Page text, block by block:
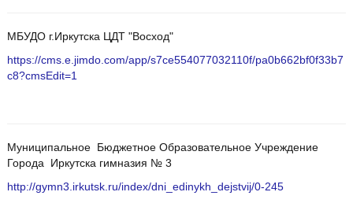
МБУДО г.Иркутска ЦДТ "Восход"
https://cms.e.jimdo.com/app/s7ce554077032110f/pa0b662bf0f33b7
c8?cmsEdit=1
Муниципальное Бюджетное Образовательное Учреждение
Города Иркутска гимназия № 3
http://gymn3.irkutsk.ru/index/dni_edinykh_dejstvij/0-245